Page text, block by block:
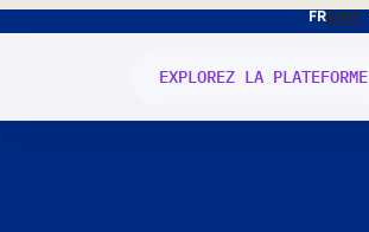
FRENIT
EXPLOREZ LA PLATEFORME